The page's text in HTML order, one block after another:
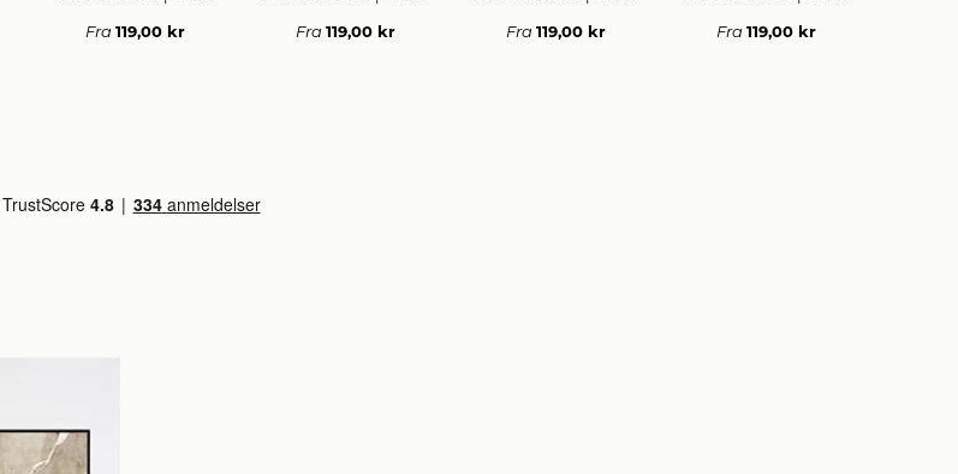
Fra 119,00 kr Fra 119,00 kr Fra 119,00 kr Fra 119,00 kr